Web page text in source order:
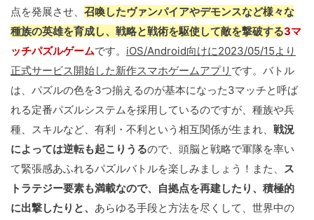
点を発展させ、 召喚したヴァンパイアやデモンスなど様々な
種族の英雄を育成し、戦略と戦術を駆使して敵を撃破する3マ
ッチパズルゲームです。 iOS/Android向けに2023/05/15より
正式サービス開始した新作スマホゲームアプリ です。バトル
は、パズルの色を3つ揃えるのが基本になった3マッチと呼ば
れる定番パズルシステムを採用しているのですが、種族や兵
種、スキルなど、有利・不利という相互関係が生まれ、 戦況
によっては逆転も起こりうるので、頭脳と戦略で軍隊を率い
て緊張感あふれるパズルバトルを楽しみましょう！また、 ス
トラテジー要素も満載なので、自拠点を再建したり、積極的
に出撃したりと、 あらゆる手段と方法を尽くして、世界中の